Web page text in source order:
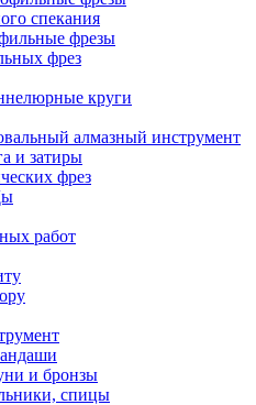
спекания
фрезы
фрез
круги
алмазный инструмент
и затиры
фрез
работ
и бронзы
спицы